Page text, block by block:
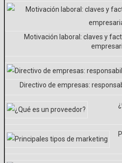
Motivación laboral: claves y
Directivo de empresas: